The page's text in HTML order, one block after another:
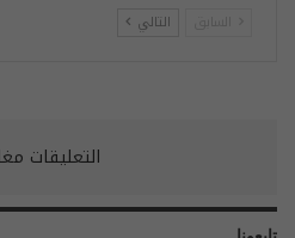
التالي
التعليقات